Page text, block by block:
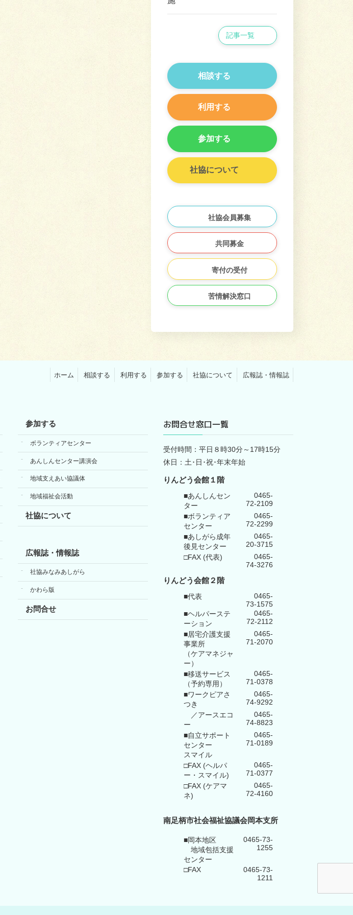
記事一覧
相談する
利用する
参加する
社協について
社協会員募集
共同募金
寄付の受付
苦情解決窓口
ホーム 相談する 利用する 参加する 社協について 広報誌・情報誌
参加する
ボランティアセンター
あんしんセンター講演会
地域支えあい協議体
地域福祉会活動
社協について
広報誌・情報誌
社協みなみあしがら
かわら版
お問合せ
お問合せ窓口一覧
受付時間：平日８時30分～17時15分
休日：土･日･祝･年末年始
りんどう会館１階
■あんしんセン
ター
0465-
72-2109
■ボランティア
センター
0465-
72-2299
■あしがら成年
後見センター
0465-
20-3715
□FAX (代表)
0465-
74-3276
りんどう会館 ２階
■代表
0465-
73-1575
■ヘルパーステ
ーション
0465-
72-2112
■居宅介護支援
事業所
（ケアマネジャ
ー）
0465-
71-2070
■移送サービス
（予約専用）
0465-
71-0378
■ワークピアさ
つき
0465-
74-9292
／アースエコ
ー
0465-
74-8823
■自立サポート
センター
スマイル
0465-
71-0189
□FAX (ヘルパ
ー・スマイル)
0465-
71-0377
□FAX (ケアマ
ネ)
0465-
72-4160
南足柄市社会福祉協議会岡本支所
■岡本地区
地域包括支援
センター
0465-73-
1255
□FAX
0465-73-
1211